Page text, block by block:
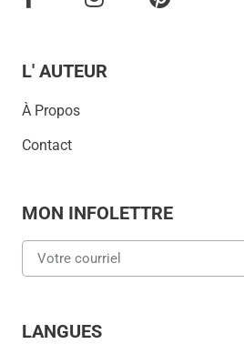
L' AUTEUR
À Propos
Contact
MON INFOLETTRE
LANGUES